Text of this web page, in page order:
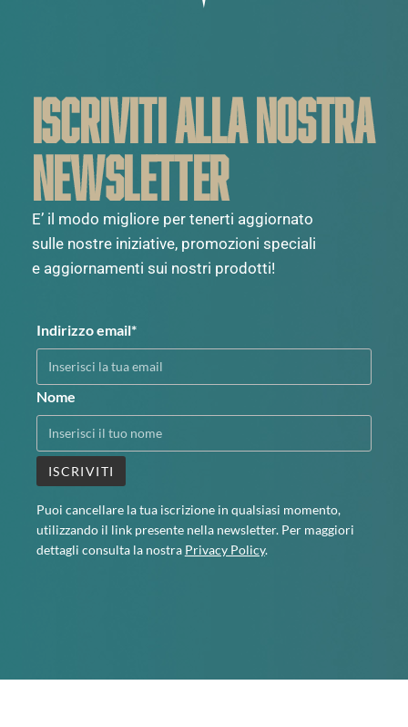
ISCRIVITI ALLA NOSTRA
NEWSLETTER
E’ il modo migliore per tenerti aggiornato
sulle nostre iniziative, promozioni speciali
e aggiornamenti sui nostri prodotti!
Indirizzo email*
Nome
Puoi cancellare la tua iscrizione in qualsiasi momento,
utilizzando il link presente nella newsletter. Per maggiori
dettagli consulta la nostra Privacy Policy.